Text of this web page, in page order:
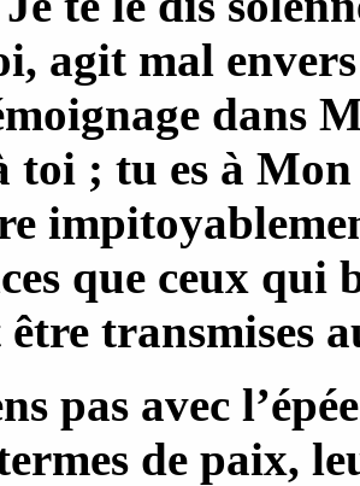
agit mal
dans
toi ; tu es à
que ceux qui
transmises
pas avec
de paix,